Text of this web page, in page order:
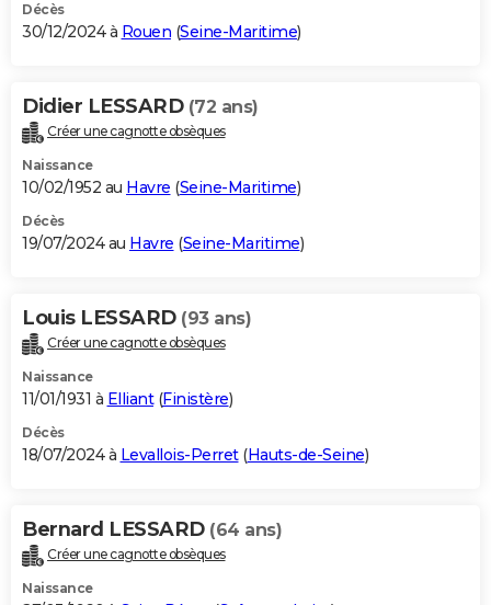
Décès
30/12/2024 à Rouen (Seine-Maritime)
Didier LESSARD (72 ans)
Créer une cagnotte obsèques
Naissance
10/02/1952 au Havre (Seine-Maritime)
Décès
19/07/2024 au Havre (Seine-Maritime)
Louis LESSARD (93 ans)
Créer une cagnotte obsèques
Naissance
11/01/1931 à Elliant(Finistère)
Décès
18/07/2024 à Levallois-Perret(Hauts-de-Seine)
Bernard LESSARD (64 ans)
Créer une cagnotte obsèques
Naissance